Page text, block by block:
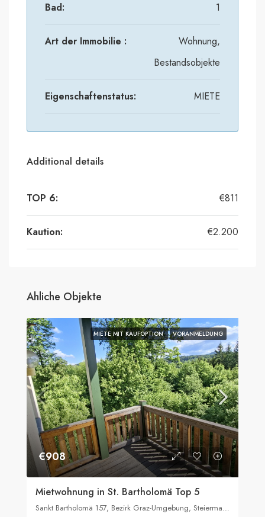
Bad: 1
Art der Immobilie :
Wohnung,
Bestandsobjekte
Eigenschaftenstatus: MIETE
Additional details
TOP 6: €811
Kaution: €2.200
Ahliche Objekte
MIETE MIT KAUFOPTION VORANMELDUNG
€908
Mietwohnung in St. Bartholomä Top 5
Sankt Bartholomä 157, Bezirk Graz-Umgebung, Steiermark, 8113, Österreich